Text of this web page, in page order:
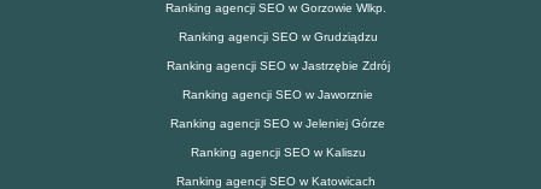
Ranking agencji SEO w Gorzowie Wlkp.
Ranking agencji SEO w Grudziądzu
Ranking agencji SEO w Jastrzębie Zdrój
Ranking agencji SEO w Jaworznie
Ranking agencji SEO w Jeleniej Górze
Ranking agencji SEO w Kaliszu
Ranking agencji SEO w Katowicach